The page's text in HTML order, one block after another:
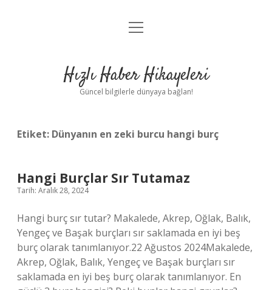
Anasayfa
Yasal Uyarı
menüyü
Hızlı Haber Hikayeleri
Güncel bilgilerle dünyaya bağlan!
Etiket: Dünyanın en zeki burcu hangi burç
Hangi Burçlar Sır Tutamaz
Tarih: Aralık 28, 2024
Hangi burç sır tutar? Makalede, Akrep, Oğlak, Balık,
Yengeç ve Başak burçları sır saklamada en iyi beş
burç olarak tanımlanıyor.22 Ağustos 2024Makalede,
Akrep, Oğlak, Balık, Yengeç ve Başak burçları sır
saklamada en iyi beş burç olarak tanımlanıyor. En